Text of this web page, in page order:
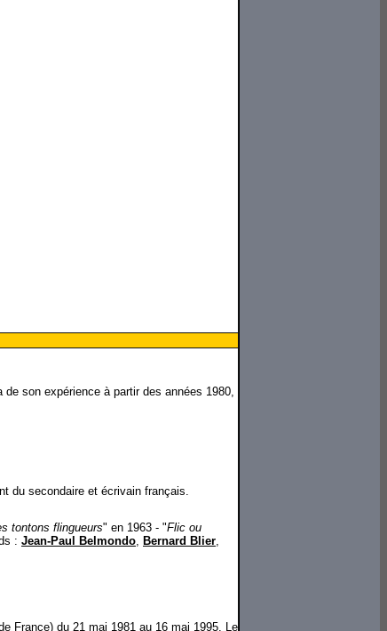
son expérience à partir des années 1980,
du secondaire et écrivain français.
tontons flingueurs" en 1963 - "Flic ou
: Jean-Paul Belmondo, Bernard Blier,
France) du 21 mai 1981 au 16 mai 1995. Le